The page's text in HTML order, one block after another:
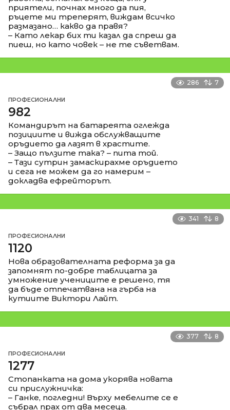
приятели, почнах много да пия,
ръцете ми треперят, виждам всичко
размазано… какво да правя?
– Като лекар бих ти казал да спреш да
пиеш, но като човек – не те съветвам.
286 7
ПРОФЕСИОНАЛНИ
982
Командирът на батареята оглежда
позициите и вижда обслужващите
оръдието да лазят в храстите.
– Защо пълзите така? – пита той.
– Тази сутрин замаскирахме оръдието
и сега не можем да го намерим –
докладва ефрейторът.
341 8
ПРОФЕСИОНАЛНИ
1120
Нова образователната реформа за да
запомнят по-добре таблицата за
умножение учениците е решено, тя
да бъде отпечатвана на гърба на
кутиите Виктори Лайт.
377 8
ПРОФЕСИОНАЛНИ
1277
Стопанката на дома укорява новата
си прислужничка:
– Ганке, погледни! Върху мебелите се е
събрал прах от два месеца.